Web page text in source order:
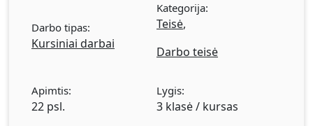
Darbo tipas:
Kursiniai darbai
Kategorija:
Teisė,
Darbo teisė
Apimtis:
22 psl.
Lygis:
3 klasė / kursas